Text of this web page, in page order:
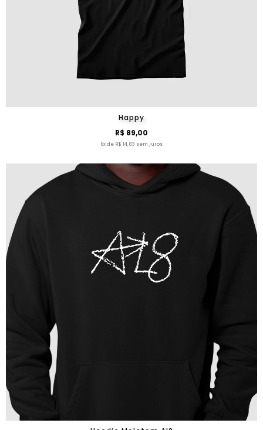
Happy
R$ 89,00
6x de R$ 14,83 sem juros